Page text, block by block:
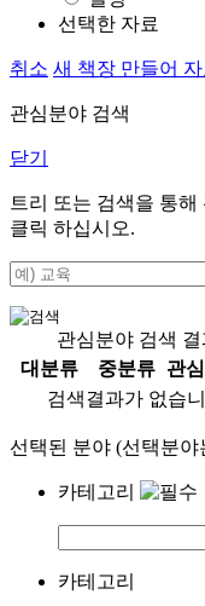
선택한 자료
취소 새 책장 만들어 자
관심분야 검색
닫기
트리 또는 검색을 통
클릭 하십시오.
관심분야 검색 결
대분류
중분류
관
검색결과가 없습
선택된 분야 (선택분
카테고리
카테고리